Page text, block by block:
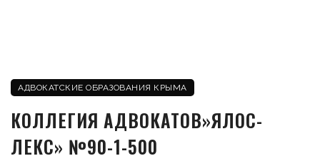
АДВОКАТСКИЕ ОБРАЗОВАНИЯ КРЫМА
КОЛЛЕГИЯ АДВОКАТОВ»ЯЛОС-
ЛЕКС» №90-1-500